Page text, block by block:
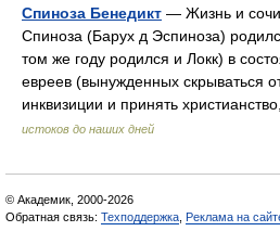
Спиноза Бенедикт — Жизнь и
Спиноза (Барух д Эспиноза)
том же году родился и Локк) в
евреев (вынужденных скрываться
инквизиции и принять
истоков до наших дней
© Академик, 2000-2026
Обратная связь: Техподдержка Реклама на